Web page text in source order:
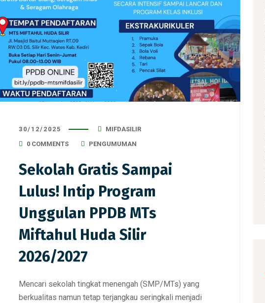
30/12/2025
MIFDASILIR
0 COMMENTS
PENGUMUMAN
Sekolah Gratis Sampai
Lulus! Intip Program
Unggulan PPDB MTs
Miftahul Huda Silir
2026/2027
Mencari sekolah tingkat menengah (SMP/MTs) yang
berkualitas namun tetap terjangkau seringkali menjadi